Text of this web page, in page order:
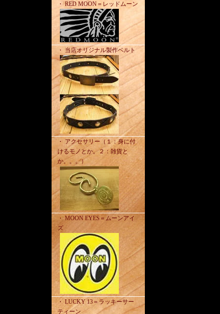
・ RED MOON＝レッドムーン
・ 当店オリジナル製作ベルト
・ アクセサリー（１：身に付
けるモノとか。２：雑貨と
か。。。）
・ MOON EYES＝ムーンアイ
ズ
・ LUCKY 13＝ラッキーサー
ティーン